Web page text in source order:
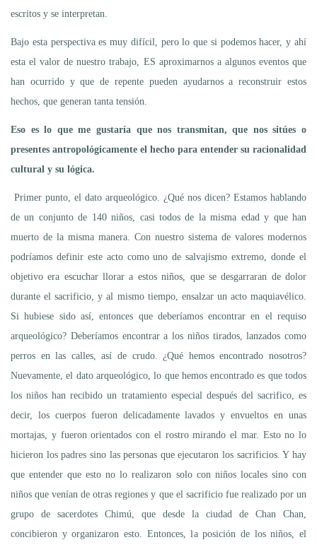
escritos y se interpretan.
Bajo esta perspectiva es muy difícil, pero lo que si podemos hacer, y ahí
esta el valor de nuestro trabajo, ES aproximarnos a algunos eventos que
han ocurrido y que de repente pueden ayudarnos a reconstruir estos
hechos, que generan tanta tensión.
Eso es lo que me gustaría que nos transmitan, que nos sitúes o
presentes antropológicamente el hecho para entender su racionalidad
cultural y su lógica.
Primer punto, el dato arqueológico. ¿Qué nos dicen? Estamos hablando
de un conjunto de 140 niños, casi todos de la misma edad y que han
muerto de la misma manera. Con nuestro sistema de valores modernos
podríamos definir este acto como uno de salvajismo extremo, donde el
objetivo era escuchar llorar a estos niños, que se desgarraran de dolor
durante el sacrificio, y al mismo tiempo, ensalzar un acto maquiavélico.
Si hubiese sido así, entonces que deberíamos encontrar en el requiso
arqueológico? Deberíamos encontrar a los niños tirados, lanzados como
perros en las calles, así de crudo. ¿Qué hemos encontrado nosotros?
Nuevamente, el dato arqueológico, lo que hemos encontrado es que todos
los niños han recibido un tratamiento especial después del sacrifico, es
decir, los cuerpos fueron delicadamente lavados y envueltos en unas
mortajas, y fueron orientados con el rostro mirando el mar. Esto no lo
hicieron los padres sino las personas que ejecutaron los sacrificios. Y hay
que entender que esto no lo realizaron solo con niños locales sino con
niños que venían de otras regiones y que el sacrificio fue realizado por un
grupo de sacerdotes Chimú, que desde la ciudad de Chan Chan,
concibieron y organizaron esto. Entonces, la posición de los niños, el